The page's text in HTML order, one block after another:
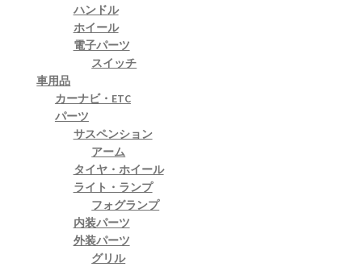
ハンドル
ホイール
電子パーツ
スイッチ
車用品
カーナビ・ETC
パーツ
サスペンション
アーム
タイヤ・ホイール
ライト・ランプ
フォグランプ
内装パーツ
外装パーツ
グリル